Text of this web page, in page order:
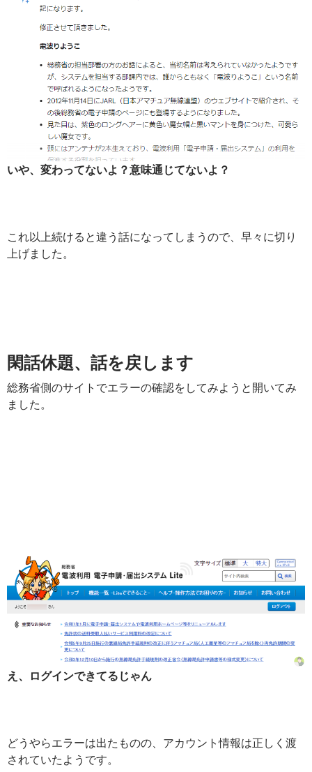
いや、変わってないよ？意味通じてないよ？
これ以上続けると違う話になってしまうので、早々に切り
上げました。
閑話休題、話を戻します
総務省側のサイトでエラーの確認をしてみようと開いてみ
ました。
え、ログインできてるじゃん
どうやらエラーは出たものの、アカウント情報は正しく渡
されていたようです。